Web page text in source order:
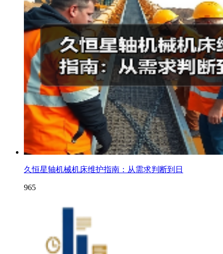
久恒星轴机械机床维护指南：从需求判断到日
965